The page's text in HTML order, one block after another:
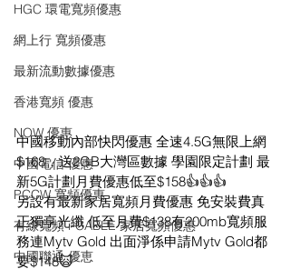
HGC 環電寬頻優惠
網上行 寬頻優惠
最新流動數據優惠
香港寬頻 優惠
NOW 優惠
中國電信 優惠
PCCW 寬頻優惠
有線寬頻 i-CABLE 家居寬頻優惠
中國聯通 優恵
中國移動內部快閃優惠 全速4.5G無限上網
$168，送2GB大灣區數據 學園限定計劃 最
新5G計劃月費優惠低至$158👍👍👍
另設有最新家居寬頻月費優惠 免安裝費真
正獨享光纖 低至月費$138有200mb寬頻服
務連Mytv Gold 出面淨係申請Mytv Gold都
要$148🙀